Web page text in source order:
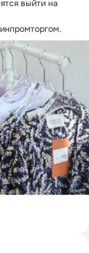
выйти на